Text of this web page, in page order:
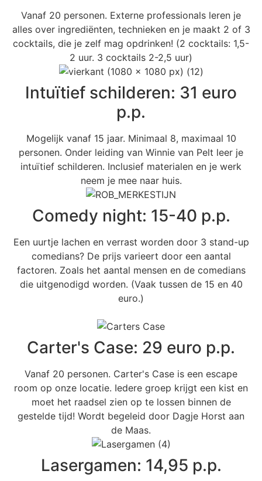
Vanaf 20 personen. Externe professionals leren je
alles over ingrediënten, technieken en je maakt 2 of 3
cocktails, die je zelf mag opdrinken! (2 cocktails: 1,5-
2 uur. 3 cocktails 2-2,5 uur)
Intuïtief schilderen: 31 euro
p.p.
Mogelijk vanaf 15 jaar. Minimaal 8, maximaal 10
personen. Onder leiding van Winnie van Pelt leer je
intuïtief schilderen. Inclusief materialen en je werk
neem je mee naar huis.
Comedy night: 15-40 p.p.
Een uurtje lachen en verrast worden door 3 stand-up
comedians? De prijs varieert door een aantal
factoren. Zoals het aantal mensen en de comedians
die uitgenodigd worden. (Vaak tussen de 15 en 40
euro.)
Carter's Case: 29 euro p.p.
Vanaf 20 personen. Carter's Case is een escape
room op onze locatie. Iedere groep krijgt een kist en
moet het raadsel zien op te lossen binnen de
gestelde tijd! Wordt begeleid door Dagje Horst aan
de Maas.
Lasergamen: 14,95 p.p.